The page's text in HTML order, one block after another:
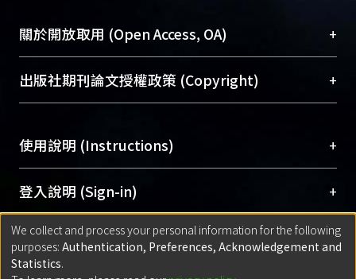
成果。
To permanently archive and promote researcher
profiles and scholarly works, Library integrates the
services of “NTU Repository” with “Academic
Sciences Library)
關於開放取用 (Open Access, OA) +
開放取用是從使用者角度提升資訊取用性的社會運
動，應用在學術研究上是透過將研究著作公開供使
用逐年攀升。同時可加速研究發展、提升研究影響
Archive）平台。 （點選深入了解OA）
出版社期刊論文授權政策 (Copyright) +
含部分內容的版權非匯入者所有，或由第三方贊
助與合作完成，請確認該版權所有者及第三方同
意提供此授權。
Please represent that the submission is your
original work, and that you have the right to
grant the rights to upload.
使用說明 (Instructions) +
網站簡介(Quickstart Guide)
使用手冊(Instruction Manual)
線上預約服務(Booking Service)
登入說明 (Sign-in) +
方案一：臺灣大學計算機中心帳號登入
(With C&INC Email Account)
匯入著作 (Submission) +
We collect and process your personal information for the following
purposes: Authentication, Preferences, Acknowledgement and
Statistics.